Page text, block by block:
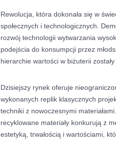
Rewolucja, która dokonała się w
społecznych i technologicznych.
rozwój technologii wytwarzania
podejścia do konsumpcji przez
hierarchie wartości w biżuterii
Dzisiejszy rynek oferuje
wykonanych replik klasycznych
techniki z nowoczesnymi
recyklowane materiały konkurują z
estetyką, trwałością i wartościami,